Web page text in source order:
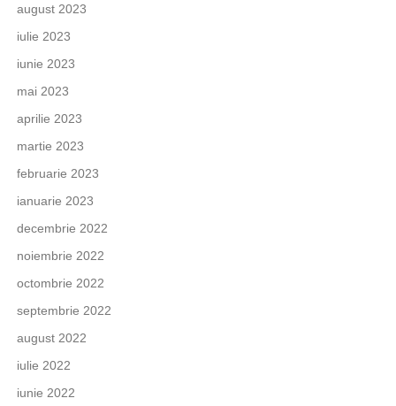
august 2023
iulie 2023
iunie 2023
mai 2023
aprilie 2023
martie 2023
februarie 2023
ianuarie 2023
decembrie 2022
noiembrie 2022
octombrie 2022
septembrie 2022
august 2022
iulie 2022
iunie 2022